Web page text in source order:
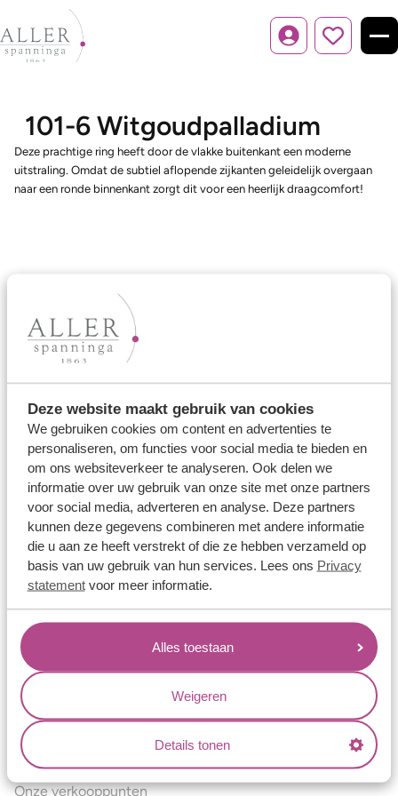
Deze website maakt gebruik van cookies
We gebruiken cookies om content en advertenties te
personaliseren, om functies voor social media te bieden en
om ons websiteverkeer te analyseren. Ook delen we
informatie over uw gebruik van onze site met onze partners
voor social media, adverteren en analyse. Deze partners
kunnen deze gegevens combineren met andere informatie
die u aan ze heeft verstrekt of die ze hebben verzameld op
basis van uw gebruik van hun services. Lees ons Privacy
statementvoor meer informatie.
Alles toestaan
Weigeren
Details tonen
Inloggen
101-6 Witgoudpalladium
Deze prachtige ring heeft door de vlakke buitenkant een moderne
uitstraling. Omdat de subtiel aflopende zijkanten geleidelijk overgaan
naar een ronde binnenkant zorgt dit voor een heerlijk draagcomfort!
Ons aanbod
Trouwringen
Verlovingsringen
Vriendschapsringen
Over ons
Aller Spanninga
Historie
Certificaten
Blogs
Jouw voordelen
Conflictvrije Materialen
Oneindig veel mogelijkheden
Kwaliteit
Juweliers & Contact
Onze verkooppunten